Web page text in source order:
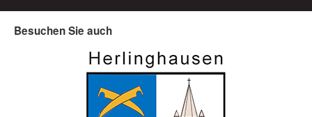
Besuchen Sie auch